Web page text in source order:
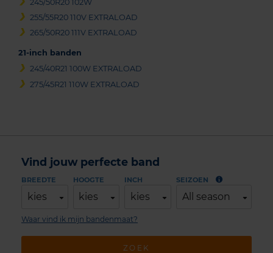
245/50R20 102W
255/55R20 110V EXTRALOAD
265/50R20 111V EXTRALOAD
21-inch banden
245/40R21 100W EXTRALOAD
275/45R21 110W EXTRALOAD
Vind jouw perfecte band
BREEDTE
kies
HOOGTE
kies
INCH
kies
SEIZOEN
All season
ZOEK
Waar vind ik mijn bandenmaat?